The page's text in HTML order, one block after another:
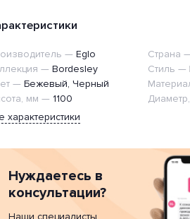
3000K/E27/CL
— Eglo Страна
— Bordesley Стиль —
— Бежевый, Черный
мм — 1100
характеристики
Нуждаетесь в
консультации?
Наши специалисты